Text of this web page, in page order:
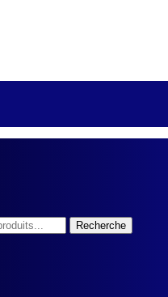
Recherche